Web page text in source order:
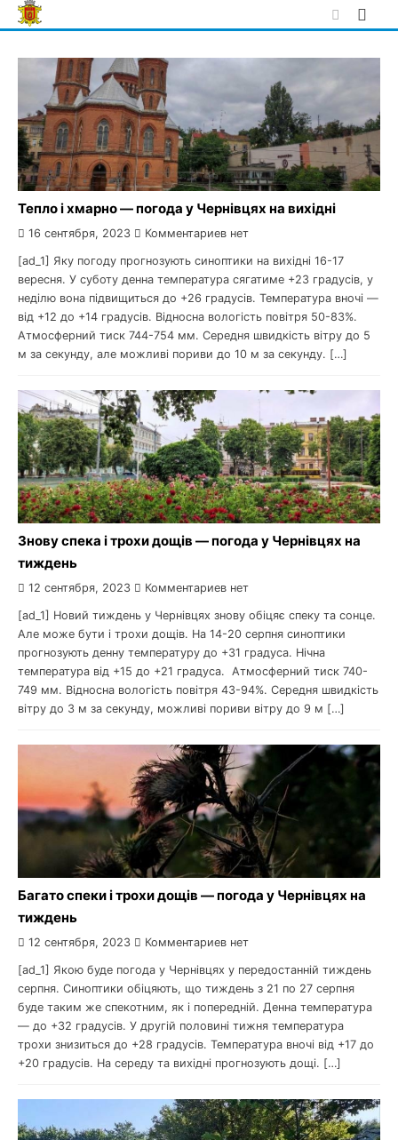
Skip
to
Тепло і хмарно — погода у Чернівцях на вихідні
16 сентября, 2023 Комментариев нет
[ad_1] Яку погоду прогнозують синоптики на вихідні 16-17
вересня. У суботу денна температура сягатиме +23 градусів, у
неділю вона підвищиться до +26 градусів. Температура вночі —
від +12 до +14 градусів. Відносна вологість повітря 50-83%.
Атмосферний тиск 744-754 мм. Середня швидкість вітру до 5
м за секунду, але можливі пориви до 10 м за секунду. […]
Знову спека і трохи дощів — погода у Чернівцях на
тиждень
12 сентября, 2023 Комментариев нет
[ad_1] Новий тиждень у Чернівцях знову обіцяє спеку та сонце.
Але може бути і трохи дощів. На 14-20 серпня синоптики
прогнозують денну температуру до +31 градуса. Нічна
температура від +15 до +21 градуса. Атмосферний тиск 740-
749 мм. Відносна вологість повітря 43-94%. Середня швидкість
вітру до 3 м за секунду, можливі пориви вітру до 9 м […]
Багато спеки і трохи дощів — погода у Чернівцях на
тиждень
12 сентября, 2023 Комментариев нет
[ad_1] Якою буде погода у Чернівцях у передостанній тиждень
серпня. Синоптики обіцяють, що тиждень з 21 по 27 серпня
буде таким же спекотним, як і попередній. Денна температура
— до +32 градусів. У другій половині тижня температура
трохи знизиться до +28 градусів. Температура вночі від +17 до
+20 градусів. На середу та вихідні прогнозують дощі. […]